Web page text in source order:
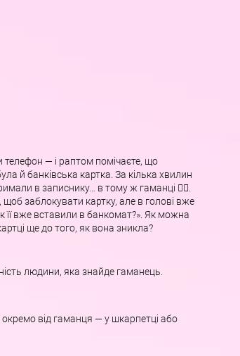
телефон — і раптом помічаєте, що
й банківська картка. За кілька хвилин
в записнику… в тому ж гаманці 🤦‍♂️.
щоб заблокувати картку, але в голові вже
її вже вставили в банкомат?». Як можна
ще до того, як вона зникла?
людини, яка знайде гаманець.
від гаманця — у шкарпетці або